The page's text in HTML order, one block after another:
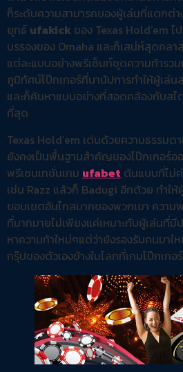
ก็ระดับความสามารถของผู้เล่นที่แตกต่
ยุทธ์ ufakick ของ Texas Hold’em
บรรจงของ Omaha และก็เสน่ห์สุดคล
แต่ละแบบอย่างพรีเซ็นท์ชุดความท้ารว
ภูมิทัศน์โป๊กเกอร์ที่นานัปการทำให้ผู้เล่
และก็ค้นหาแบบอย่างที่สอดคล้องกับสไ
ที่สุด
Texas Hold’em เด่นด้วยความธรรม
ยังคงเป็นพื้นฐานสำคัญของโป๊กเกอร์
พรีเซนเทชั่นเกม ufabet ต้นแบบที่ไม่
เช่น Razz แล้วก็ Badugi อีกด้วย ทำให้
ขอบเขตอันไกลมากของพวกเขา ความ
ที่มากมายไม่เพียงแค่เหมาะกับผู้เล่นที่
หาความท้าใหม่ๆแต่ว่ายังรองรับคนมาใ
กรุ๊ปของตัวเองข้างในโลกที่เกมโป๊กเก